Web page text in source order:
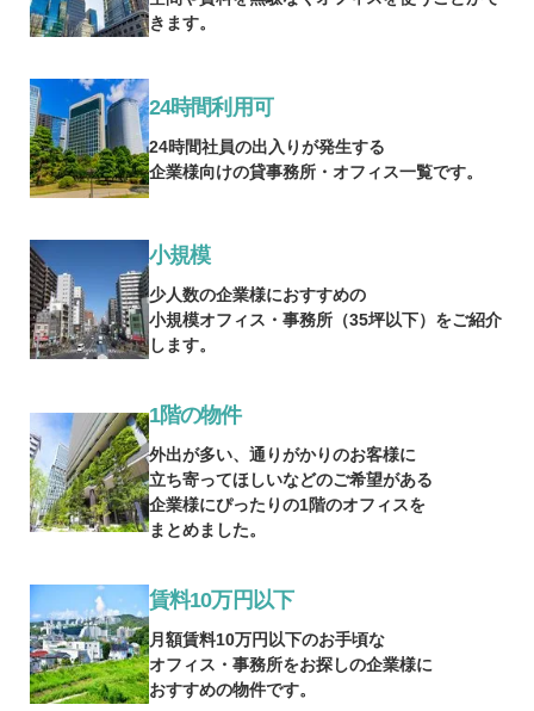
きます。
24時間利用可
24時間社員の出入りが発生する
企業様向けの貸事務所・オフィス一覧です。
小規模
少人数の企業様におすすめの
小規模オフィス・事務所（35坪以下）をご紹介
します。
1階の物件
外出が多い、通りがかりのお客様に
立ち寄ってほしいなどのご希望がある
企業様にぴったりの1階のオフィスを
まとめました。
賃料10万円以下
月額賃料10万円以下のお手頃な
オフィス・事務所をお探しの企業様に
おすすめの物件です。